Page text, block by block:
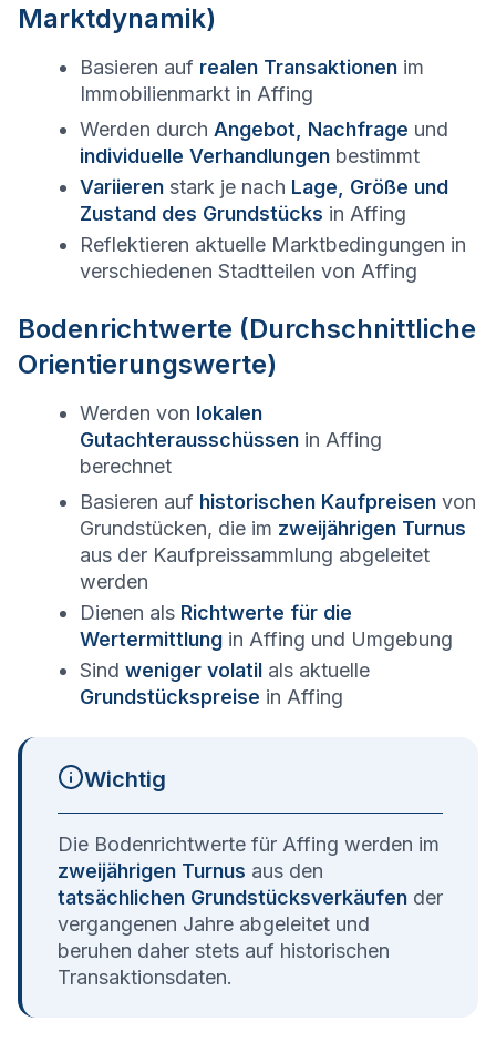
Marktdynamik)
Basieren auf realen Transaktionen im
Immobilienmarkt in Affing
Werden durch Angebot, Nachfrage und
individuelle Verhandlungen bestimmt
Variieren stark je nach Lage, Größe und
Zustand des Grundstücks in Affing
Reflektieren aktuelle Marktbedingungen in
verschiedenen Stadtteilen von Affing
Bodenrichtwerte (Durchschnittliche
Orientierungswerte)
Werden von lokalen
Gutachterausschüssen in Affing
berechnet
Basieren auf historischen Kaufpreisen von
Grundstücken, die im zweijährigen Turnus
aus der Kaufpreissammlung abgeleitet
werden
Dienen als Richtwerte für die
Wertermittlung in Affing und Umgebung
Sind weniger volatil als aktuelle
Grundstückspreise in Affing
Wichtig
Die Bodenrichtwerte für Affing werden im
zweijährigen Turnus aus den
tatsächlichen Grundstücksverkäufen der
vergangenen Jahre abgeleitet und
beruhen daher stets auf historischen
Transaktionsdaten.